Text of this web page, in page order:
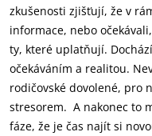
zkušenosti zjišťují, že v
informace, nebo
ty, které uplatňují.
očekáváním a realitou.
rodičovské dovolené, pro
stresorem. A nakonec to
fáze, že je čas najít si